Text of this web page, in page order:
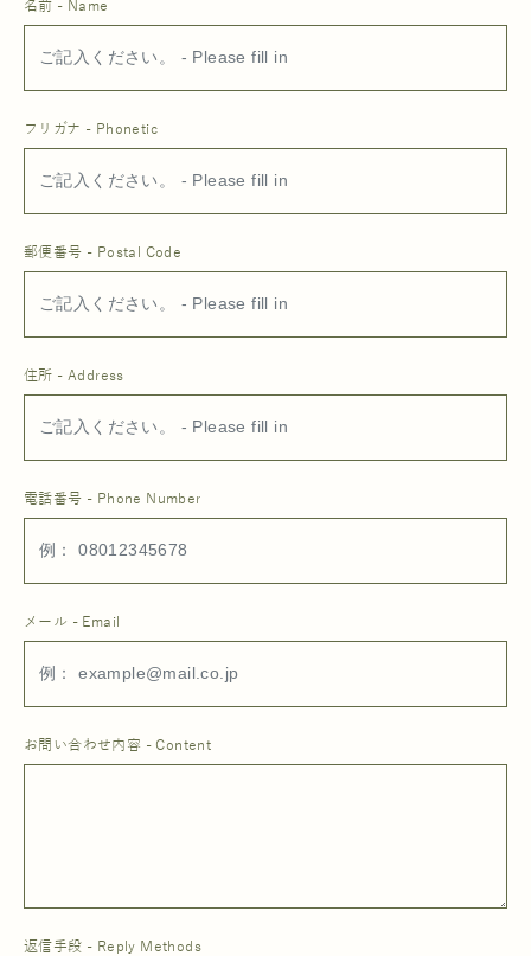
名前 - Name
フリガナ - Phonetic
郵便番号 - Postal Code
住所 - Address
電話番号 - Phone Number
メール - Email
お問い合わせ内容 - Content
返信手段 - Reply Methods